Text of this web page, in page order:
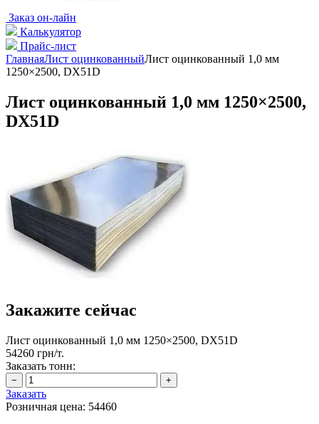
Заказ он-лайн
Калькулятор
Прайс-лист
ГлавнаяЛист оцинкованныйЛист оцинкованный 1,0 мм
1250×2500, DX51D
Лист оцинкованный 1,0 мм 1250×2500,
DX51D
Закажите сейчас
Лист оцинкованный 1,0 мм 1250×2500, DX51D
54260 грн/т.
Заказать тонн:
Заказать
Розничная цена: 54460